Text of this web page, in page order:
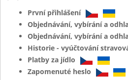
První přihlášení
Objednávání, vybírání a
Objednávání, vybírání a
Historie - vyúčtování
Platby za jídlo
Zapomenuté heslo